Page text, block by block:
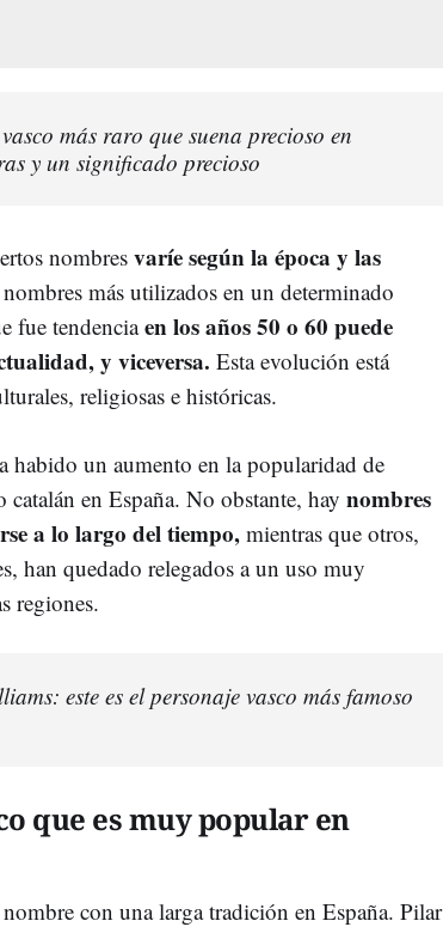
más raro que suena precioso en
y un significado precioso
nombresvaríe según la época y las
más utilizados en un determinado
fue tendenciaen los años 50 o 60 puede
y viceversa. Esta evolución está
religiosas e históricas.
habido un aumento en la popularidad de
en España. No obstante, hay nombres
a lo largo del tiempo, mientras que otros,
han quedado relegados a un uso muy
regiones.
este es el personaje vasco más famoso
que es muy popular en
con una larga tradición en España. Pilar